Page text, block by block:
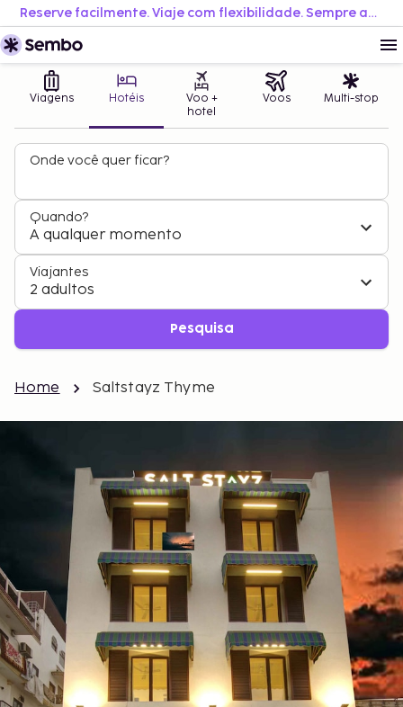
Reserve facilmente. Viaje com flexibilidade. Sempre ao melhor preço.
Viagens Hotéis
Voo +
hotel
Voos Multi-stop
Onde você quer ficar?
Quando?
A qualquer momento
Viajantes
2 adultos
Pesquisa
Home Saltstayz Thyme